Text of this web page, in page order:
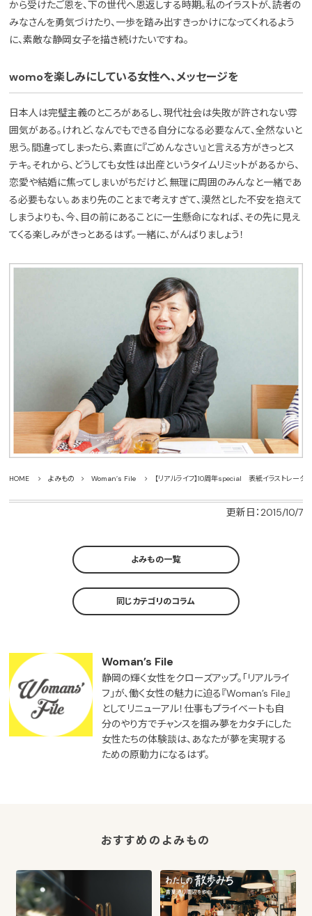
から受けたご恩を、下の世代へ恩返しする時期。私のイラストが、読者の
みなさんを勇気づけたり、一歩を踏み出すきっかけになってくれるよう
に、素敵な静岡女子を描き続けたいですね。
womoを楽しみにしている女性へ、メッセージを
日本人は完璧主義のところがあるし、現代社会は失敗が許されない雰
囲気がある。けれど、なんでもできる自分になる必要なんて、全然ないと
思う。間違ってしまったら、素直に『ごめんなさい』と言える方がきっとス
テキ。それから、どうしても女性は出産というタイムリミットがあるから、
恋愛や結婚に焦ってしまいがちだけど、無理に周囲のみんなと一緒であ
る必要もない。あまり先のことまで考えすぎて、漠然とした不安を抱えて
しまうよりも、今、目の前にあることに一生懸命になれば、その先に見え
てくる楽しみがきっとあるはず。一緒に、がんばりましょう！
HOME よみもの Woman’s File 【リアルライフ】10周年special 表紙イラストレー
更新日：2015/10/7
よみもの一覧
同じカテゴリのコラム
Woman’s File
静岡の輝く女性をクローズアップ。「リアルライ
フ」が、働く女性の魅力に迫る『Woman’s File』
としてリニューアル！仕事もプライベートも自
分のやり方でチャンスを掴み夢をカタチにした
女性たちの体験談は、あなたが夢を実現する
ための原動力になるはず。
おすすめのよみもの